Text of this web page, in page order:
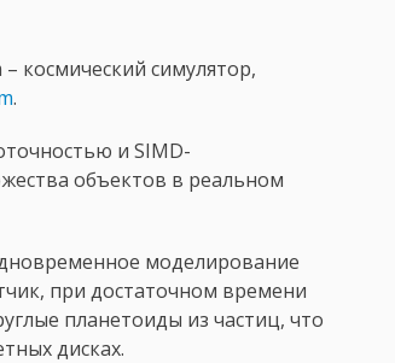
космический симулятор,
.
и SIMD-
объектов в реальном
моделирование
при достаточном времени
планетоиды из частиц, что
дисках.